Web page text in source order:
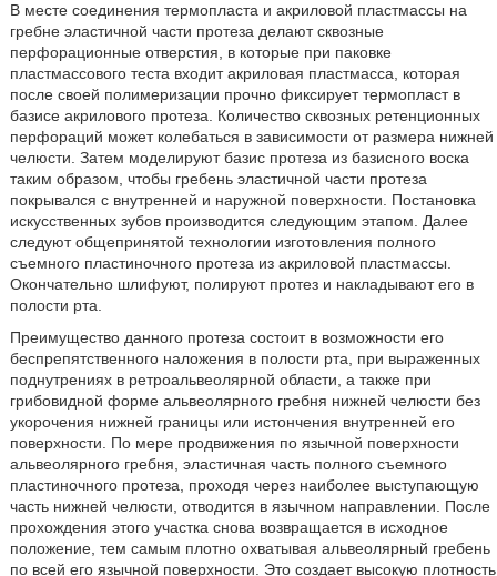
В месте соединения термопласта и акриловой пластмассы на
гребне эластичной части протеза делают сквозные
перфорационные отверстия, в которые при паковке
пластмассового теста входит акриловая пластмасса, которая
после своей полимеризации прочно фиксирует термопласт в
базисе акрилового протеза. Количество сквозных ретенционных
перфораций может колебаться в зависимости от размера нижней
челюсти. Затем моделируют базис протеза из базисного воска
таким образом, чтобы гребень эластичной части протеза
покрывался с внутренней и наружной поверхности. Постановка
искусственных зубов производится следующим этапом. Далее
следуют общепринятой технологии изготовления полного
съемного пластиночного протеза из акриловой пластмассы.
Окончательно шлифуют, полируют протез и накладывают его в
полости рта.
Преимущество данного протеза состоит в возможности его
беспрепятственного наложения в полости рта, при выраженных
поднутрениях в ретроальвеолярной области, а также при
грибовидной форме альвеолярного гребня нижней челюсти без
укорочения нижней границы или истончения внутренней его
поверхности. По мере продвижения по язычной поверхности
альвеолярного гребня, эластичная часть полного съемного
пластиночного протеза, проходя через наиболее выступающую
часть нижней челюсти, отводится в язычном направлении. После
прохождения этого участка снова возвращается в исходное
положение, тем самым плотно охватывая альвеолярный гребень
по всей его язычной поверхности. Это создает высокую плотность